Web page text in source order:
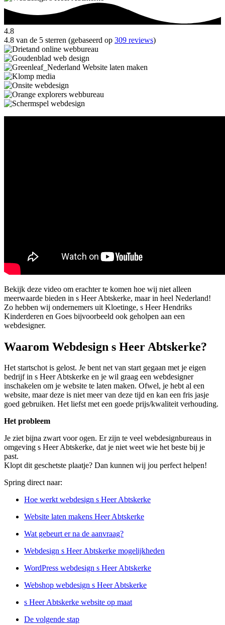
4.8
4.8 van de 5 sterren (gebaseerd op 309 reviews)
Bekijk deze video om erachter te komen hoe wij niet alleen
meerwaarde bieden in s Heer Abtskerke, maar in heel Nederland!
Zo hebben wij ondernemers uit Kloetinge, s Heer Hendriks
Kinderderen en Goes bijvoorbeeld ook geholpen aan een
webdesigner.
Waarom Webdesign s Heer Abtskerke?
Het startschot is gelost. Je bent net van start gegaan met je eigen
bedrijf in s Heer Abtskerke en je wil graag een webdesigner
inschakelen om je website te laten maken. Ofwel, je hebt al een
website, maar deze is niet meer van deze tijd en kan een fris jasje
goed gebruiken. Het liefst met een goede prijs/kwaliteit verhouding.
Het probleem
Je ziet bijna zwart voor ogen. Er zijn te veel webdesignbureaus in
omgeving s Heer Abtskerke, dat je niet weet wie het beste bij je
past.
Klopt dit geschetste plaatje? Dan kunnen wij jou perfect helpen!
Spring direct naar:
Hoe werkt webdesign s Heer Abtskerke
Website laten makens Heer Abtskerke
Wat gebeurt er na de aanvraag?
Webdesign s Heer Abtskerke mogelijkheden
WordPress webdesign s Heer Abtskerke
Webshop webdesign s Heer Abtskerke
s Heer Abtskerke website op maat
De volgende stap